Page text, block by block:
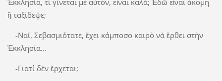
Ἐκκλησία, τί γίνεται μὲ αὐτόν, εἶναι καλά; Ἐδῶ εἶναι ἀκόμη
ἢ ταξίδεψε;
-Ναί, Σεβασμιότατε, ἔχει κάμποσο καιρὸ νὰ ἔρθει στὴν
Ἐκκλησία...
-Γιατί δὲν ἔρχεται;